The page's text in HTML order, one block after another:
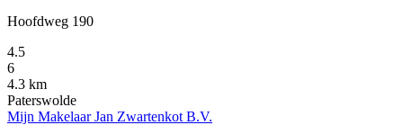
Hoofdweg 190
4.5
6
4.3 km
Paterswolde
Mijn Makelaar Jan Zwartenkot B.V.